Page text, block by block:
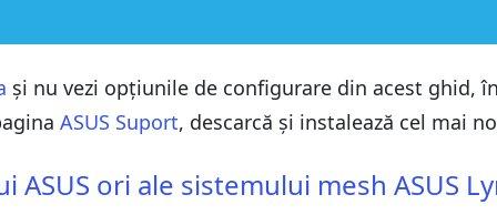
infectate
și nu vezi opțiunile de configurare din acest ghid,
ASUS Suport, descarcă și instalează cel mai
ori ale sistemului mesh ASUS